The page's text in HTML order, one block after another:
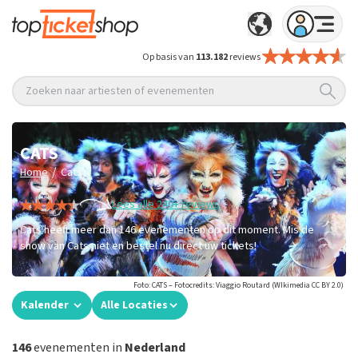
Op basis van 113.182reviews
Zoeken naar artiesten of evenementen
CATS
Home / Cats
Lees alle 240+ reviews
Cats heeft meer dan 146 evenementen op dit moment. Mis de
show van Cats niet en bestel nu direct uw tickets!
Foto: CATS – Fotocredits: Viaggio Routard (WIkimedia CC BY 2.0)
Kalender Alle Locaties
146evenementen in Nederland